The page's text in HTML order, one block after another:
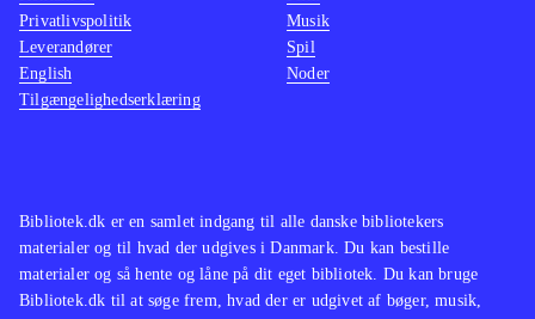
biblioteker
Assassin's Creed-serien er
monumental, og dette spil viser
hvorfor. Her har man historie, action,
den heldige låner en herlig
spiloplevelse .
Bibliotek.dk er en samlet indgang til alle danske bibliotekers
materialer og til hvad der udgives i Danmark. Du kan bestille
materialer og så hente og låne på dit eget bibliotek. Du kan bruge
Bibliotek.dk til at søge frem, hvad der er udgivet af bøger, musik,
Privatlivspolitik
Leverandører
English
Tilgængelighedserklæring
Musik
Spil
Noder